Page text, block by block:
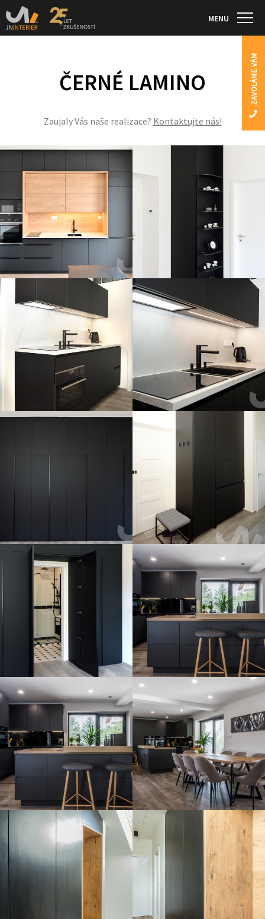
ZAVOLÁME VÁM
MENU
ČERNÉ LAMINO
Zaujaly Vás naše realizace? Kontaktujte nás!